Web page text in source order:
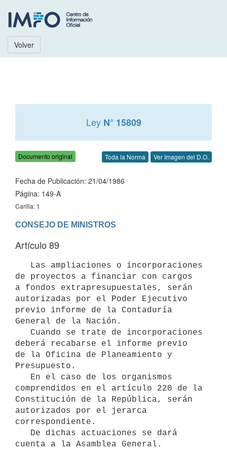
Volver
Ley N° 15809
Documento original Toda la Norma Ver Imagen del D.O.
Fecha de Publicación: 21/04/1986
Página: 149-A
Carilla: 1
CONSEJO DE MINISTROS
Artículo 89
de proyectos a financiar con cargos
a fondos extrapresupuestales, serán
autorizadas por el Poder Ejecutivo
previo informe de la Contaduría
General de la Nación.
deberá recabarse el informe previo
de la Oficina de Planeamiento y
Presupuesto.
comprendidos en el artículo 220 de la
Constitución de la República, serán
autorizados por el jerarca
correspondiente.
cuenta a la Asamblea General.